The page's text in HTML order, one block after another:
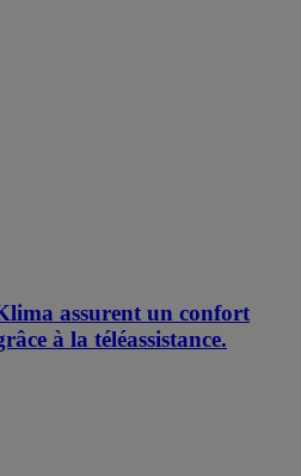
assurent un confort
à la téléassistance.